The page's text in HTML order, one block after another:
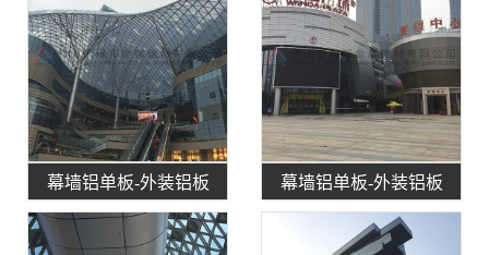
幕墙铝单板-外装铝板 幕墙铝单板-外装铝板